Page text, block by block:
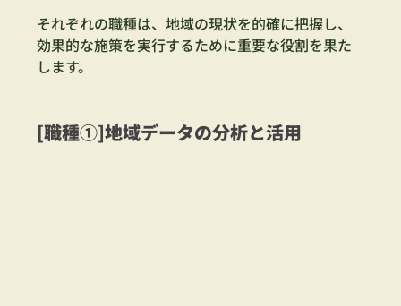
それぞれの職種は、地域の現状を的確に把握し、
効果的な施策を実行するために重要な役割を果た
します。
[職種①]地域データの分析と活用